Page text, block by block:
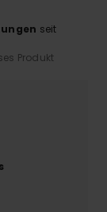
seit
Produkt